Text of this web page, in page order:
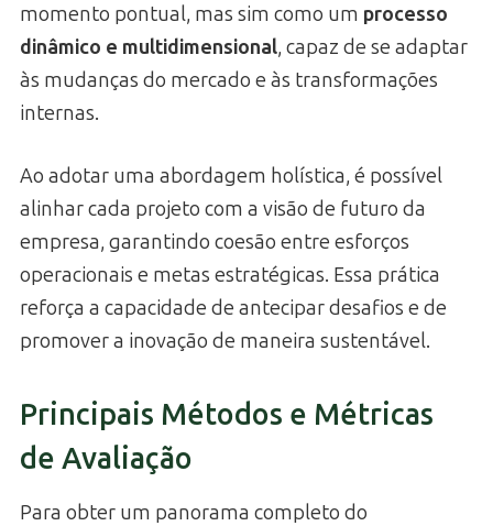
momento pontual, mas sim como um processo
dinâmico e multidimensional, capaz de se adaptar
às mudanças do mercado e às transformações
internas.
Ao adotar uma abordagem holística, é possível
alinhar cada projeto com a visão de futuro da
empresa, garantindo coesão entre esforços
operacionais e metas estratégicas. Essa prática
reforça a capacidade de antecipar desafios e de
promover a inovação de maneira sustentável.
Principais Métodos e Métricas
de Avaliação
Para obter um panorama completo do